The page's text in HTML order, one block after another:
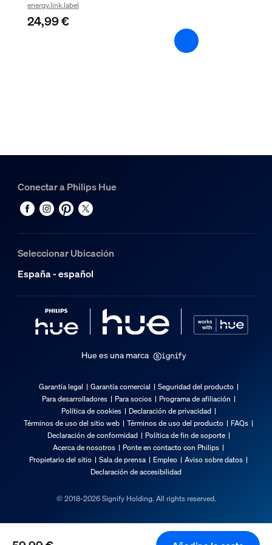
LED integrado
Dimensiones y peso del embalaje
Producto con código EAN/UPC
8720169364349
Peso bruto
0,13 kg
Altura
174 mm
Longitud
Código 12NC
929003853404
Información del embalaje
energy.link.label
24,99 €
Conectar a Philips Hue
Seleccionar Ubicación
España - español
Hue es una marca
Garantía legal Garantía comercial
Seguridad del producto
Para desarrolladores
Para socios
Programa de afiliación
Política de cookies
Declaración de privacidad
Términos de uso del sitio web
Términos de uso del producto
FAQs
Declaración de conformidad
Política de fin de soporte
Acerca de nosotros
Ponte en contacto con Philips
Propietario del sitio
Sala de prensa Empleo
Aviso sobre datos
Declaración de accesibilidad
© 2018-2026 Signify Holding. All rights reserved.